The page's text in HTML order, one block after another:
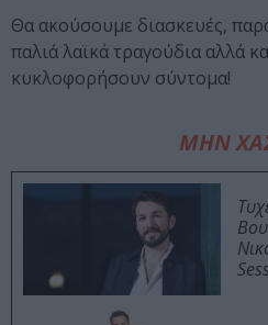
Θα ακούσουμε διασκευές,
παλιά λαϊκά τραγούδια αλλά
κυκλοφορήσουν σύντομα!
ΜΗΝ